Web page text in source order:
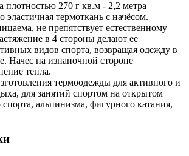
плотностью 270 г кв.м - 2,2 метра
эластичная термоткань с начёсом.
не препятствует естественному
в 4 стороны делают ее
видов спорта, возвращая одежду в
Начес на изнаночной стороне
тепла.
термоодежды для активного и
для занятий спортом на открытом
альпинизма, фигурного катания,